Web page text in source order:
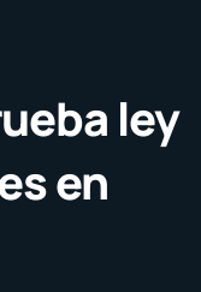
ley
en